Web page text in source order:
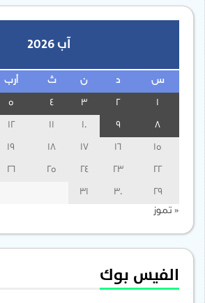
آب 2026
س ن ث أرب
3
15
16
17
18
19
22
23
24
25
26
29
30
31
« تموز
الفيس بوك